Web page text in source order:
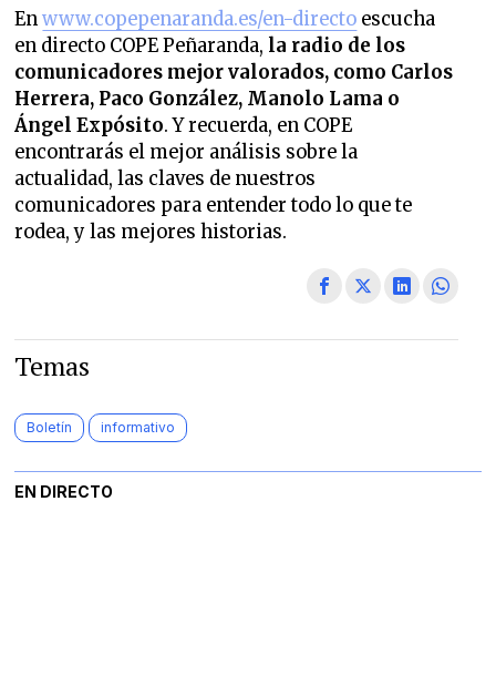
Enwww.copepenaranda.es/en-directo escucha
en directo COPE Peñaranda, la radio de los
comunicadores mejor valorados, como Carlos
Herrera, Paco González, Manolo Lama o
Ángel Expósito. Y recuerda, en COPE
encontrarás el mejor análisis sobre la
actualidad, las claves de nuestros
comunicadores para entender todo lo que te
rodea, y las mejores historias.
Temas
Boletín informativo
EN DIRECTO